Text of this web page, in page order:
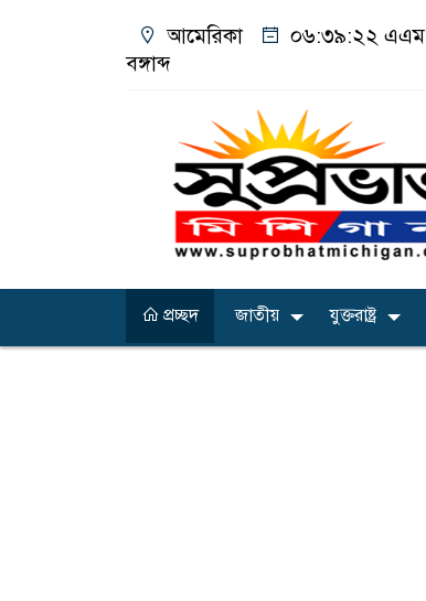
আমেরিকা ০৬:৩৯:২৩ এএম
বঙ্গাব্দ
প্রচ্ছদ জাতীয় যুক্তরাষ্ট্র